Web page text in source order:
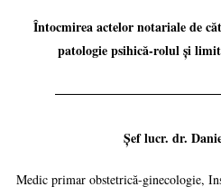
Întocmirea actelor notariale de
patologie psihică-rolul și
Șef lucr. dr.
Medic primar obstetrică-ginecologie,